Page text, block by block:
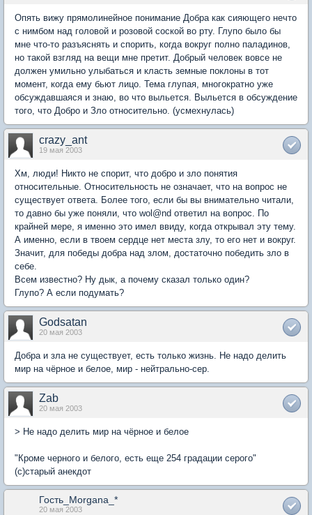
Опять вижу прямолинейное понимание Добра как сияющего нечто
с нимбом над головой и розовой соской во рту. Глупо было бы
мне что-то разъяснять и спорить, когда вокруг полно паладинов,
но такой взгляд на вещи мне претит. Добрый человек вовсе не
должен умильно улыбаться и класть земные поклоны в тот
момент, когда ему бьют лицо. Тема глупая, многократно уже
обсуждавшаяся и знаю, во что выльется. Выльется в обсуждение
того, что Добро и Зло относительно. (усмехнулась)
crazy_ant
19 мая 2003
Хм, люди! Никто не спорит, что добро и зло понятия
относительные. Относительность не означает, что на вопрос не
существует ответа. Более того, если бы вы внимательно читали,
то давно бы уже поняли, что wol@nd ответил на вопрос. По
крайней мере, я именно это имел ввиду, когда открывал эту тему.
А именно, если в твоем сердце нет места злу, то его нет и вокруг.
Значит, для победы добра над злом, достаточно победить зло в
себе.
Всем известно? Ну дык, а почему сказал только один?
Глупо? А если подумать?
Godsatan
20 мая 2003
Добра и зла не существует, есть только жизнь. Не надо делить
мир на чёрное и белое, мир - нейтрально-сер.
Zab
20 мая 2003
> Не надо делить мир на чёрное и белое
"Кроме черного и белого, есть еще 254 градации серого"
(с)старый анекдот
Гость_Morgana_*
20 мая 2003